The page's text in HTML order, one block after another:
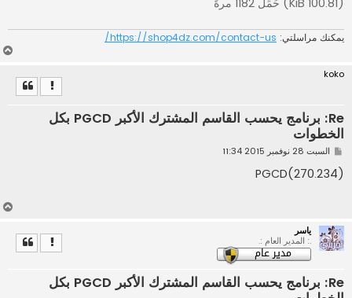
يمكنك مراسلتي: https://shop4dz.com/contact-us/
koko
Re: برنامج يحسب القاسم المشترك الأكبر PGCD بكل
الخطوات
م
ا
ر
السبت 28 نوفمبر 2015 11:34
(PGCD(270.234
ياسر
.: المدير العام :.
Re: برنامج يحسب القاسم المشترك الأكبر PGCD بكل